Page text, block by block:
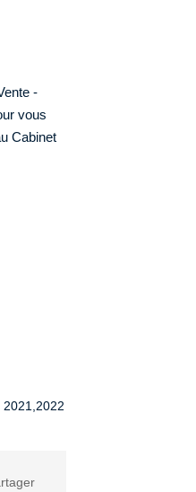
-
vous
Cabinet